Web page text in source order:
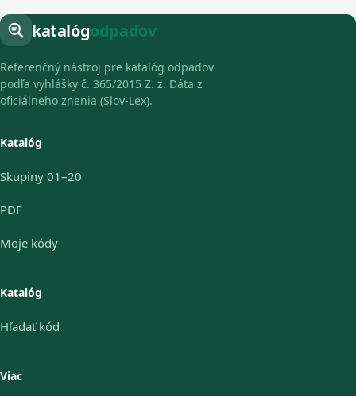
katalógodpadov
Referenčný nástroj pre katalóg odpadov
podľa vyhlášky č. 365/2015 Z. z. Dáta z
oficiálneho znenia (Slov-Lex).
Katalóg
Skupiny 01–20
PDF
Moje kódy
Katalóg
Hľadať kód
Viac